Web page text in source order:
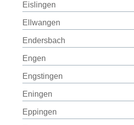
Eislingen
Ellwangen
Endersbach
Engen
Engstingen
Eningen
Eppingen